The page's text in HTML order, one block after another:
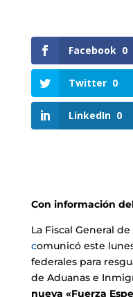
Facebook 0
Twitter 0
LinkedIn 0
Con información
La Fiscal General de
comunicó este
federales para
de Aduanas e
nueva «Fuerza